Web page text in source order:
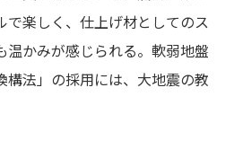
で楽しく、仕上げ材としてのス
温かみが感じられる。軟弱地盤
構法」の採用には、大地震の教